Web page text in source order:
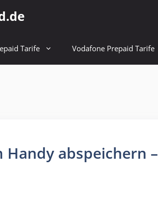
Tarife Vodafone Prepaid Tarife
abspeichern –